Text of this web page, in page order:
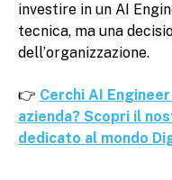
investire in un AI
tecnica, ma una
dell’organizzazione.
👉 Cerchi AI
azienda? Scopri il
dedicato al mondo